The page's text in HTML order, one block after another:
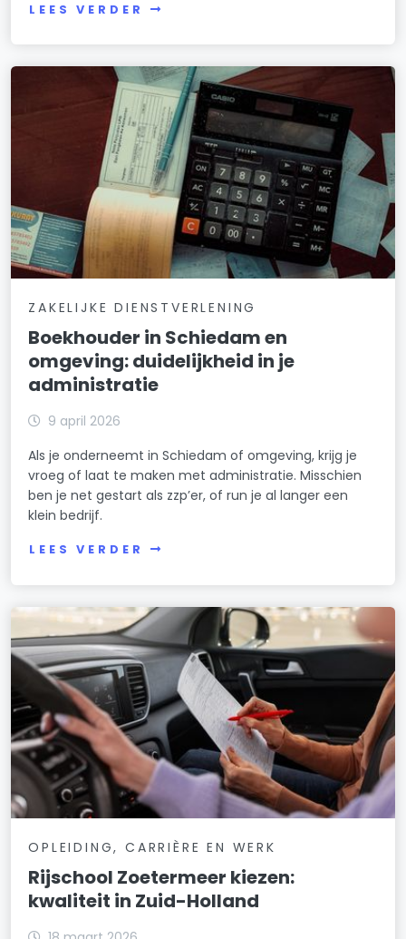
LEES VERDER
ZAKELIJKE DIENSTVERLENING
Boekhouder in Schiedam en
omgeving: duidelijkheid in je
administratie
9 april 2026
Als je onderneemt in Schiedam of omgeving, krijg je
vroeg of laat te maken met administratie. Misschien
ben je net gestart als zzp’er, of run je al langer een
klein bedrijf.
LEES VERDER
OPLEIDING, CARRIÈRE EN WERK
Rijschool Zoetermeer kiezen:
kwaliteit in Zuid-Holland